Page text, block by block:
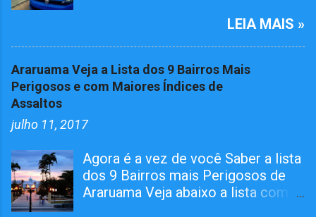
Tiroteiro essa semana, não esta na
com agentes da 124º Dp,
realizaram várias incursões. Afim
Reprimir O TRÁFICO DE DROGAS
Operações Policiais Militares em
Saquarema Veja os Dez Bairros
mais Perigosos de
LEIA MAIS »
Araruama Veja a Lista dos 9 Bairros Mais
Perigosos e com Maiores Índices de
Assaltos
julho 11, 2017
Agora é a vez de você Saber a lista
dos 9 Bairros mais Perigosos de
Araruama Veja abaixo a lista com